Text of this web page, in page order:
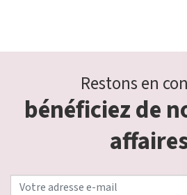
Restons en
bénéficiez de